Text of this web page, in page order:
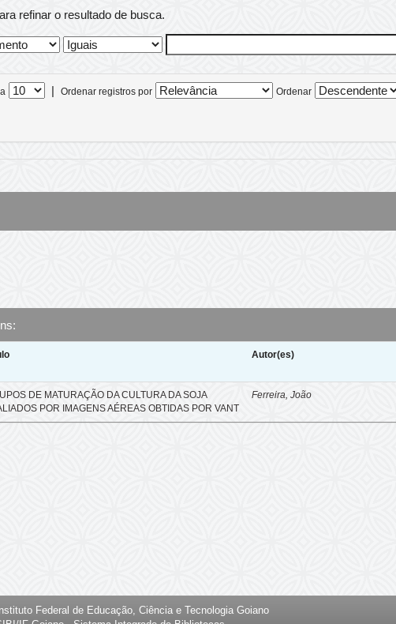
refinar o resultado de busca.
| Ordenar registros por Ordenar
Autor(es)
DE MATURAÇÃO DA CULTURA DA SOJA
POR IMAGENS AÉREAS OBTIDAS POR VANT
Ferreira, João
Federal de Educação, Ciência e Tecnologia Goiano